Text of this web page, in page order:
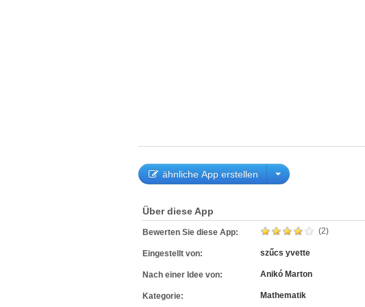
ähnliche App erstellen
Über diese App
Bewerten Sie diese App: (2)
Eingestellt von: szűcs yvette
Nach einer Idee von: Anikó Marton
Kategorie: Mathematik